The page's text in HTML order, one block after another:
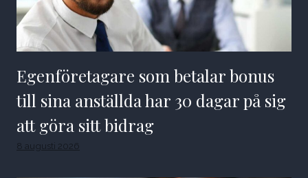
Egenföretagare som betalar bonus
till sina anställda har 30 dagar på sig
att göra sitt bidrag
8 augusti 2026